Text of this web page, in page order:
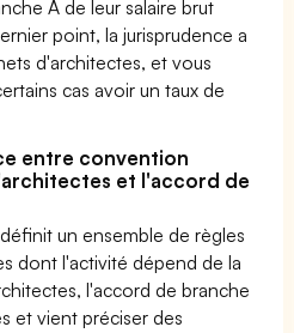
A de leur salaire brut
point, la jurisprudence a
d'architectes, et vous
cas avoir un taux de
entre convention
et l'accord de
un ensemble de règles
dont l'activité dépend de la
l'accord de branche
et vient préciser des